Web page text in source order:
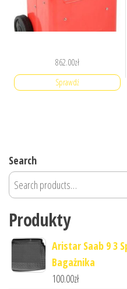
862.00zł
Sprawdź
Search
Produkty
Aristar Saab 9 3
Bagażnika
100.00zł